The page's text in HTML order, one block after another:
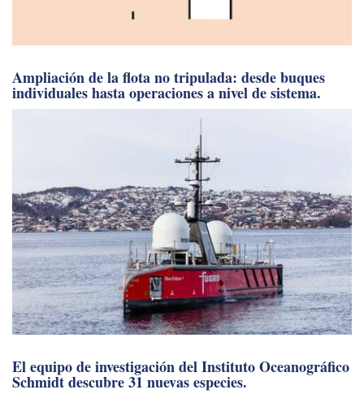
Ampliación de la flota no tripulada: desde buques
individuales hasta operaciones a nivel de sistema.
El equipo de investigación del Instituto Oceanográfico
Schmidt descubre 31 nuevas especies.